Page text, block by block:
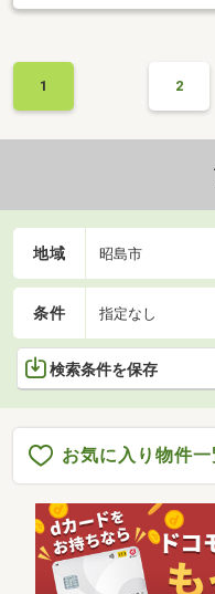
1 2
地域 昭島市
条件 指定なし
検索条件を保存
お気に入り物件